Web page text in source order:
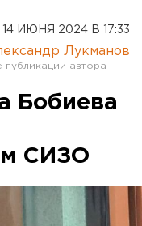
14 ИЮНЯ 2024 В 17:33
Лукманов
Бобиева
СИЗО